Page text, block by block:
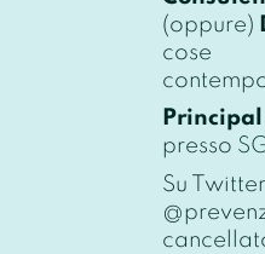
(oppure)
cose
presso
Su